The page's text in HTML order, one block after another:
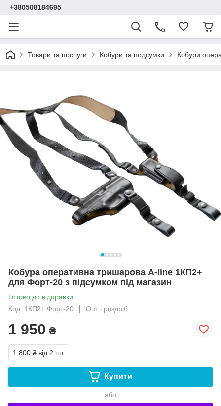
+380508184695
Товари та послуги Кобури та подсумки Кобури
Кобура оперативна тришарова A-line 1КП2+
для Форт-20 з підсумком під магазин
Готово до відправки
Код: 1КП2+ Форт-20
Опт і роздріб
1 950 ₴
1 800 ₴ від 2 шт.
Купити
або